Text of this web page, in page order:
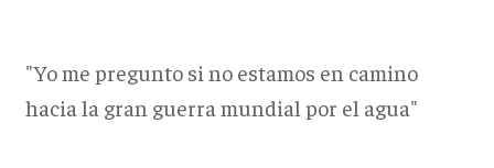
"Yo me pregunto si no estamos en camino
hacia la gran guerra mundial por el agua"